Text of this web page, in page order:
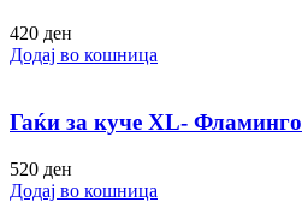
420 ден
Додај во кошница
Гаќи за куче XL- Фламинго
520 ден
Додај во кошница